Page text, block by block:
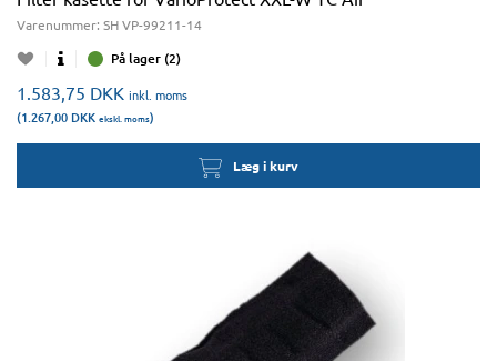
Varenummer: SH VP-99211-14
På lager (2)
1.583,75 DKK inkl. moms
(1.267,00 DKK ekskl. moms)
Læg i kurv